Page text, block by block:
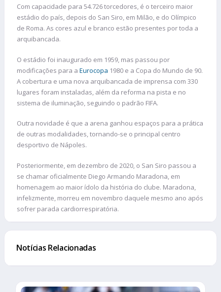
Com capacidade para 54.726 torcedores, é o terceiro maior
estádio do país, depois do San Siro, em Milão, e do Olímpico
de Roma. As cores azul e branco estão presentes por toda a
arquibancada.
O estádio foi inaugurado em 1959, mas passou por
modificações para a Eurocopa 1980 e a Copa do Mundo de 90.
A cobertura e uma nova arquibancada de imprensa com 330
lugares foram instaladas, além da reforma na pista e no
sistema de iluminação, seguindo o padrão FIFA.
Outra novidade é que a arena ganhou espaços para a prática
de outras modalidades, tornando-se o principal centro
desportivo de Nápoles.
Posteriormente, em dezembro de 2020, o San Siro passou a
se chamar oficialmente Diego Armando Maradona, em
homenagem ao maior ídolo da história do clube. Maradona,
infelizmente, morreu em novembro daquele mesmo ano após
sofrer parada cardiorrespiratória.
Notícias Relacionadas